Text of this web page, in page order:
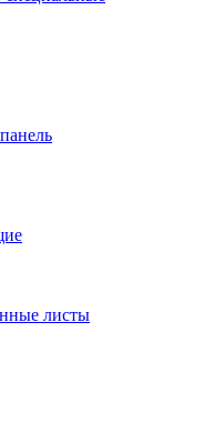
листы